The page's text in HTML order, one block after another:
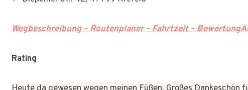
Wegbeschreibung – Routenplaner – Fahrtzeit –
Rating